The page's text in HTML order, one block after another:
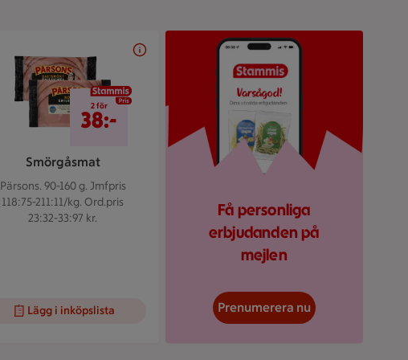
Smörgåsmat
Pärsons. 90-160 g. Jmfpris
118:75-211:11/kg. Ord.pris
23:32-33:97 kr.
2 för 38 kr
2 för
38:-
Lägg i inköpslista
stammis
Få personliga
erbjudanden på
mejlen
Prenumerera nu